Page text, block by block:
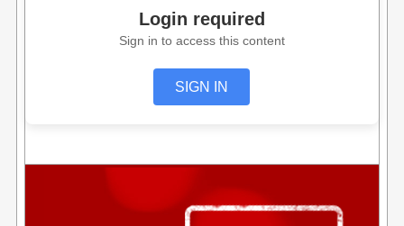
Login required
Sign in to access this content
SIGN IN